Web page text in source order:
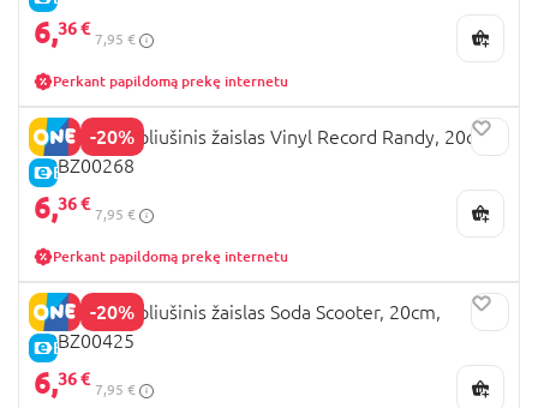
6,36 €
7,95 €
Perkant papildomą prekę internetu
-20%
E-KAINA
BUM BUMZ pliušinis žaislas Vinyl Record Randy, 20cm,
RBBZ00268
6,36 €
7,95 €
Perkant papildomą prekę internetu
-20%
E-KAINA
BUM BUMZ pliušinis žaislas Soda Scooter, 20cm,
RBBZ00425
6,36 €
7,95 €